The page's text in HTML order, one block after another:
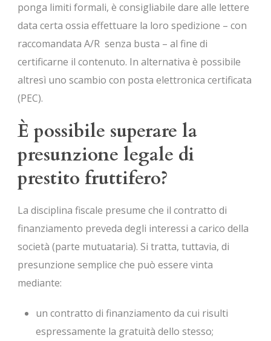
ponga limiti formali, è consigliabile dare alle lettere
data certa ossia effettuare la loro spedizione – con
raccomandata A/R senza busta – al fine di
certificarne il contenuto. In alternativa è possibile
altresì uno scambio con posta elettronica certificata
(PEC).
È possibile superare la
presunzione legale di
prestito fruttifero?
La disciplina fiscale presume che il contratto di
finanziamento preveda degli interessi a carico della
società (parte mutuataria). Si tratta, tuttavia, di
presunzione semplice che può essere vinta
mediante:
un contratto di finanziamento da cui risulti
espressamente la gratuità dello stesso;